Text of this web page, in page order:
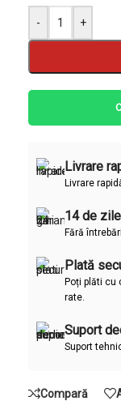
- +
Livrare
Livrare
14 de
Fără
Plată
Poți plăti cu
rate.
Suport
Suport
Compară